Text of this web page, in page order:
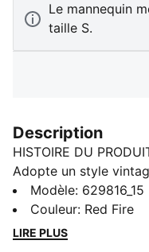
Le mannequin
taille S.
Description
HISTOIRE DU
Adopte un style
PUMA. Avec sa
est parfait pour tes
la détente. Les
Modèle: 629816_15
Couleur: Red Fire
LIRE PLUS